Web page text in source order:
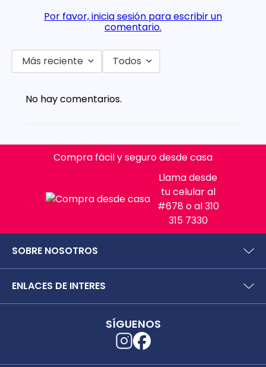
Por favor, inicia sesión para escribir un
comentario.
Más reciente Todos
No hay comentarios.
Compra fácil y seguro desde casa
Llama desde
tu celular al
#678 o al 310
315 7330
SOBRE NOSOTROS
Preguntas frecuentes
Políticas y términos de uso
Términos y condiciones puntos saludables
ENLACES DE INTERES
SÍGUENOS